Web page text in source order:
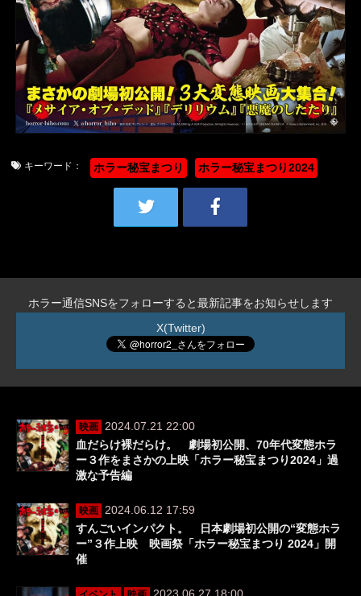
キーワード： ホラー秘宝まつり ホラー秘宝まつり2024
ホラー通信SNSをフォローすると最新記事をお知らせします
X(Twitter)
映画
2024.07.21 22:00
血だらけ裸だらけ。 劇場初公開、70年代変態ホラ
ー３作をまさかの上映「ホラー秘宝まつり2024」過
激な予告編
映画
2024.06.12 17:59
すんごいインパクト。 日本劇場初公開の“変態ホラ
ー”３作上映 映画祭「ホラー秘宝まつり 2024」開
催
2023.06.27 18:00